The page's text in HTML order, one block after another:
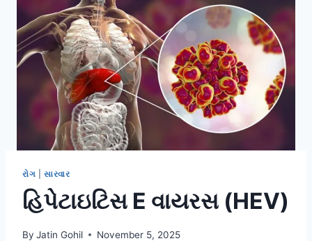
રોગ સારવાર
હિપેટાઇટિસ E વાયરસ (HEV)
By Jatin Gohil November 5, 2025